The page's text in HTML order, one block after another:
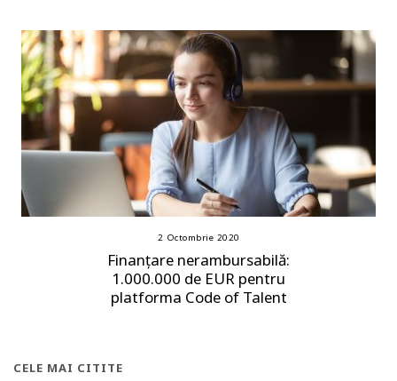
2 Octombrie 2020
Finanțare nerambursabilă:
1.000.000 de EUR pentru
platforma Code of Talent
CELE MAI CITITE